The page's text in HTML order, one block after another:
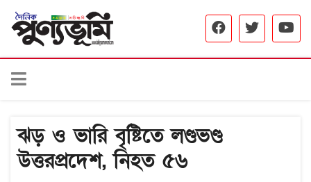
ঝড় ও ভারি বৃষ্টিতে লণ্ডভণ্ড
উত্তরপ্রদেশ, নিহত ৫৬